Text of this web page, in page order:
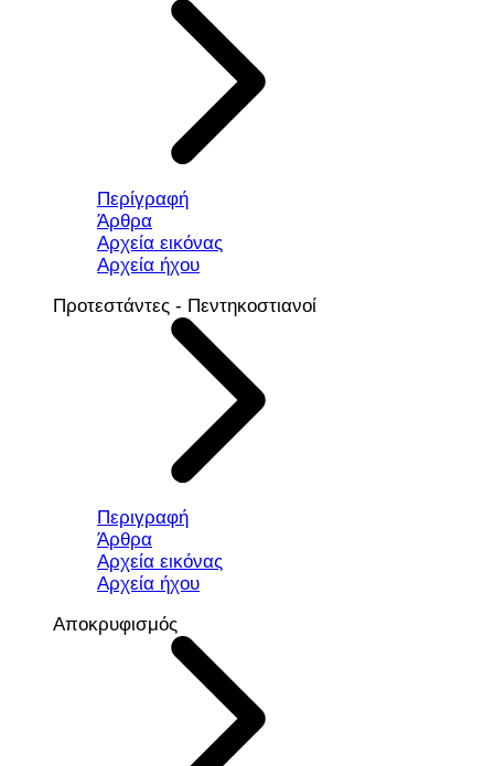
Περίγραφή
Άρθρα
Αρχεία εικόνας
Αρχεία ήχου
Προτεστάντες - Πεντηκοστιανοί
Περιγραφή
Άρθρα
Αρχεία εικόνας
Αρχεία ήχου
Αποκρυφισμός